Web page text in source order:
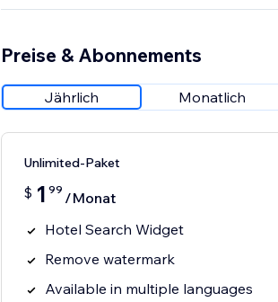
Preise & Abonnements
Jährlich Monatlich
Unlimited-Paket
$ 1 99 /Monat
Hotel Search Widget
Remove watermark
Available in multiple languages